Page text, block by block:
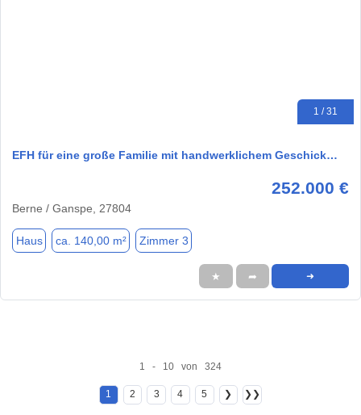
1 / 31
EFH für eine große Familie mit handwerklichem Geschick…
252.000 €
Berne / Ganspe, 27804
Haus ca. 140,00 m² Zimmer 3
★ ➦ ➜
1 - 10 von 324
1 2 3 4 5 ❯ ❯❯